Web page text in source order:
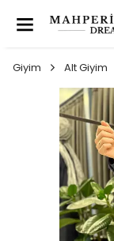
Giyim Alt Giyim